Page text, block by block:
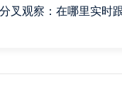
叉观察：在哪里实时